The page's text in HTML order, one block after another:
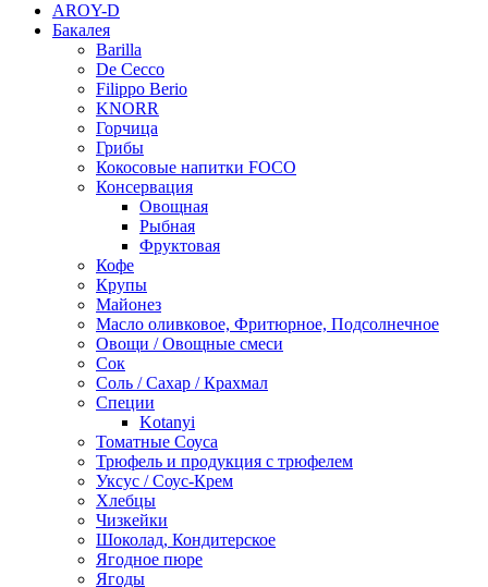
AROY-D
Бакалея
Barilla
De Cecco
Filippo Berio
KNORR
Горчица
Грибы
Кокосовые напитки FOCO
Консервация
Овощная
Рыбная
Фруктовая
Кофе
Крупы
Майонез
Масло оливковое, Фритюрное, Подсолнечное
Овощи / Овощные смеси
Сок
Соль / Сахар / Крахмал
Специи
Kotanyi
Томатные Соуса
Трюфель и продукция с трюфелем
Уксус / Соус-Крем
Хлебцы
Чизкейки
Шоколад, Кондитерское
Ягодное пюре
Ягоды